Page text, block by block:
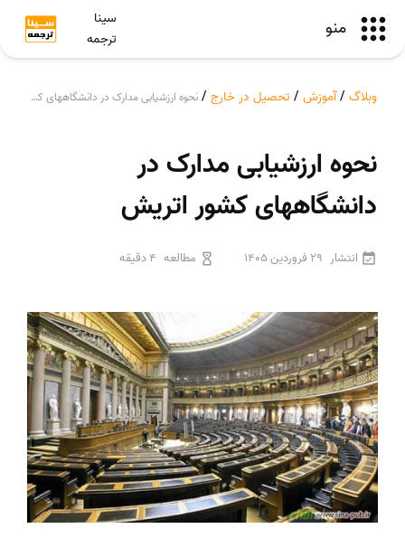
منو
سینا
ترجمه
وبلاگ /آموزش / تحصیل در خارج / نحوه ارزشیابی مدارک در دانشگاههای کشور اتریش
نحوه ارزشیابی مدارک در
دانشگاههای کشور اتریش
انتشار 29 فروردین 1405 مطالعه 4 دقیقه